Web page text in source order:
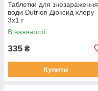
Таблетки для знезараження
води Dutrion Діоксид хлору
3х1 г
В наявності
335 ₴
Купити